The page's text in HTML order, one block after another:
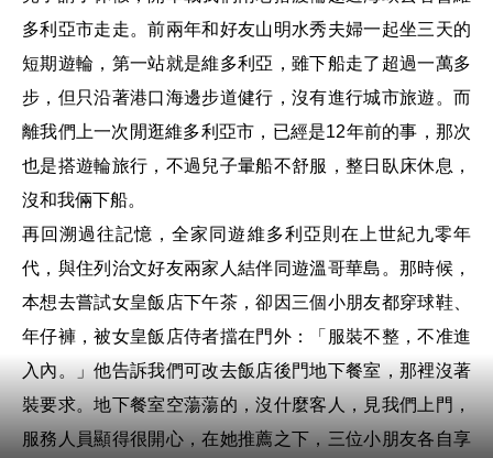
多利亞市走走。前兩年和好友山明水秀夫婦一起坐三天的
短期遊輪，第一站就是維多利亞，雖下船走了超過一萬多
步，但只沿著港口海邊步道健行，沒有進行城市旅遊。而
離我們上一次閒逛維多利亞市，已經是12年前的事，那次
也是搭遊輪旅行，不過兒子暈船不舒服，整日臥床休息，
沒和我倆下船。
再回溯過往記憶，全家同遊維多利亞則在上世紀九零年
代，與住列治文好友兩家人結伴同遊溫哥華島。那時候，
本想去嘗試女皇飯店下午茶，卻因三個小朋友都穿球鞋、
年仔褲，被女皇飯店侍者擋在門外：「服裝不整，不准進
入內。」他告訴我們可改去飯店後門地下餐室，那裡沒著
裝要求。地下餐室空蕩蕩的，沒什麼客人，見我們上門，
服務人員顯得很開心，在她推薦之下，三位小朋友各自享